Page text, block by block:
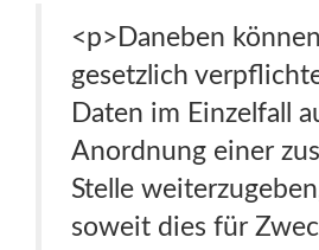
<p>Daneben
gesetzlich
Daten im Einzelfall
Anordnung einer
Stelle
soweit dies für